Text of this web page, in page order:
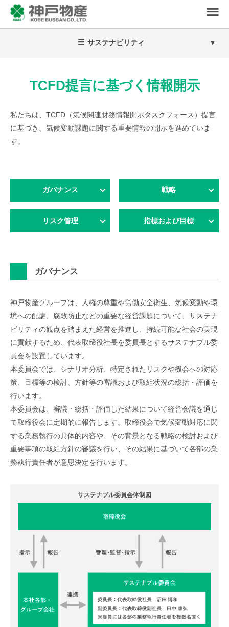
サステナビリティ
TCFD提言に基づく情報開示
私たちは、TCFD（気候関連財務情報開示タスクフォース）提言
に基づき、気候変動課題に関する重要情報の開示を進めていま
す。
ガバナンス 戦略
リスク管理 指標および目標
ガバナンス
神戸物産グループは、人権の尊重や労働安全衛生、気候変動や環
境への配慮、腐敗防止などの重要な経営課題について、サステナ
ビリティの観点を踏まえた経営を推進し、持続可能な社会の実現
に貢献するため、代表取締役社長を委員長とするサステナブル委
員会を設置しています。
本委員会では、シナリオ分析、特定されたリスクや機会への対応
策、目標等の検討、方針等の審議および取組状況の総括・評価を
行います。
本委員会は、審議・総括・評価した結果について経営会議を通じ
て取締役会に定期的に報告します。取締役会で気候変動対応に関
する業務執行の具体的内容や、その背景となる戦略の検討および
重要事項の取組方針の審議を行い、その結果に基づいて各部の業
務執行責任者が意思決定を行います。
サステナブル委員会体制図